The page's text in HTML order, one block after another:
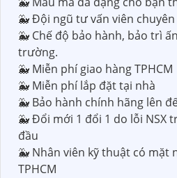
🐳 Đội ngũ tư vấn viên
🐳 Chế độ bảo hành, bảo trì
trường.
🐳 Miễn phí giao hàng TPHCM
🐳 Miễn phí lắp đặt tại nhà
🐳 Bảo hành chính hãng lên
🐳 Đổi mới 1 đổi 1 do lỗi NSX
đầu
🐳 Nhân viên kỹ thuật có mặt
TPHCM